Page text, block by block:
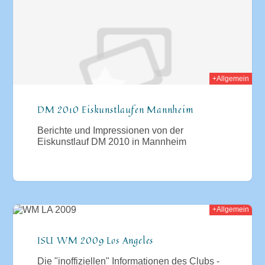
+Allgemein
DM 2010 Eiskunstlaufen Mannheim
Berichte und Impressionen von der
Eiskunstlauf DM 2010 in Mannheim
+Allgemein
ISU WM 2009 Los Angeles
Die "inoffiziellen" Informationen des Clubs -